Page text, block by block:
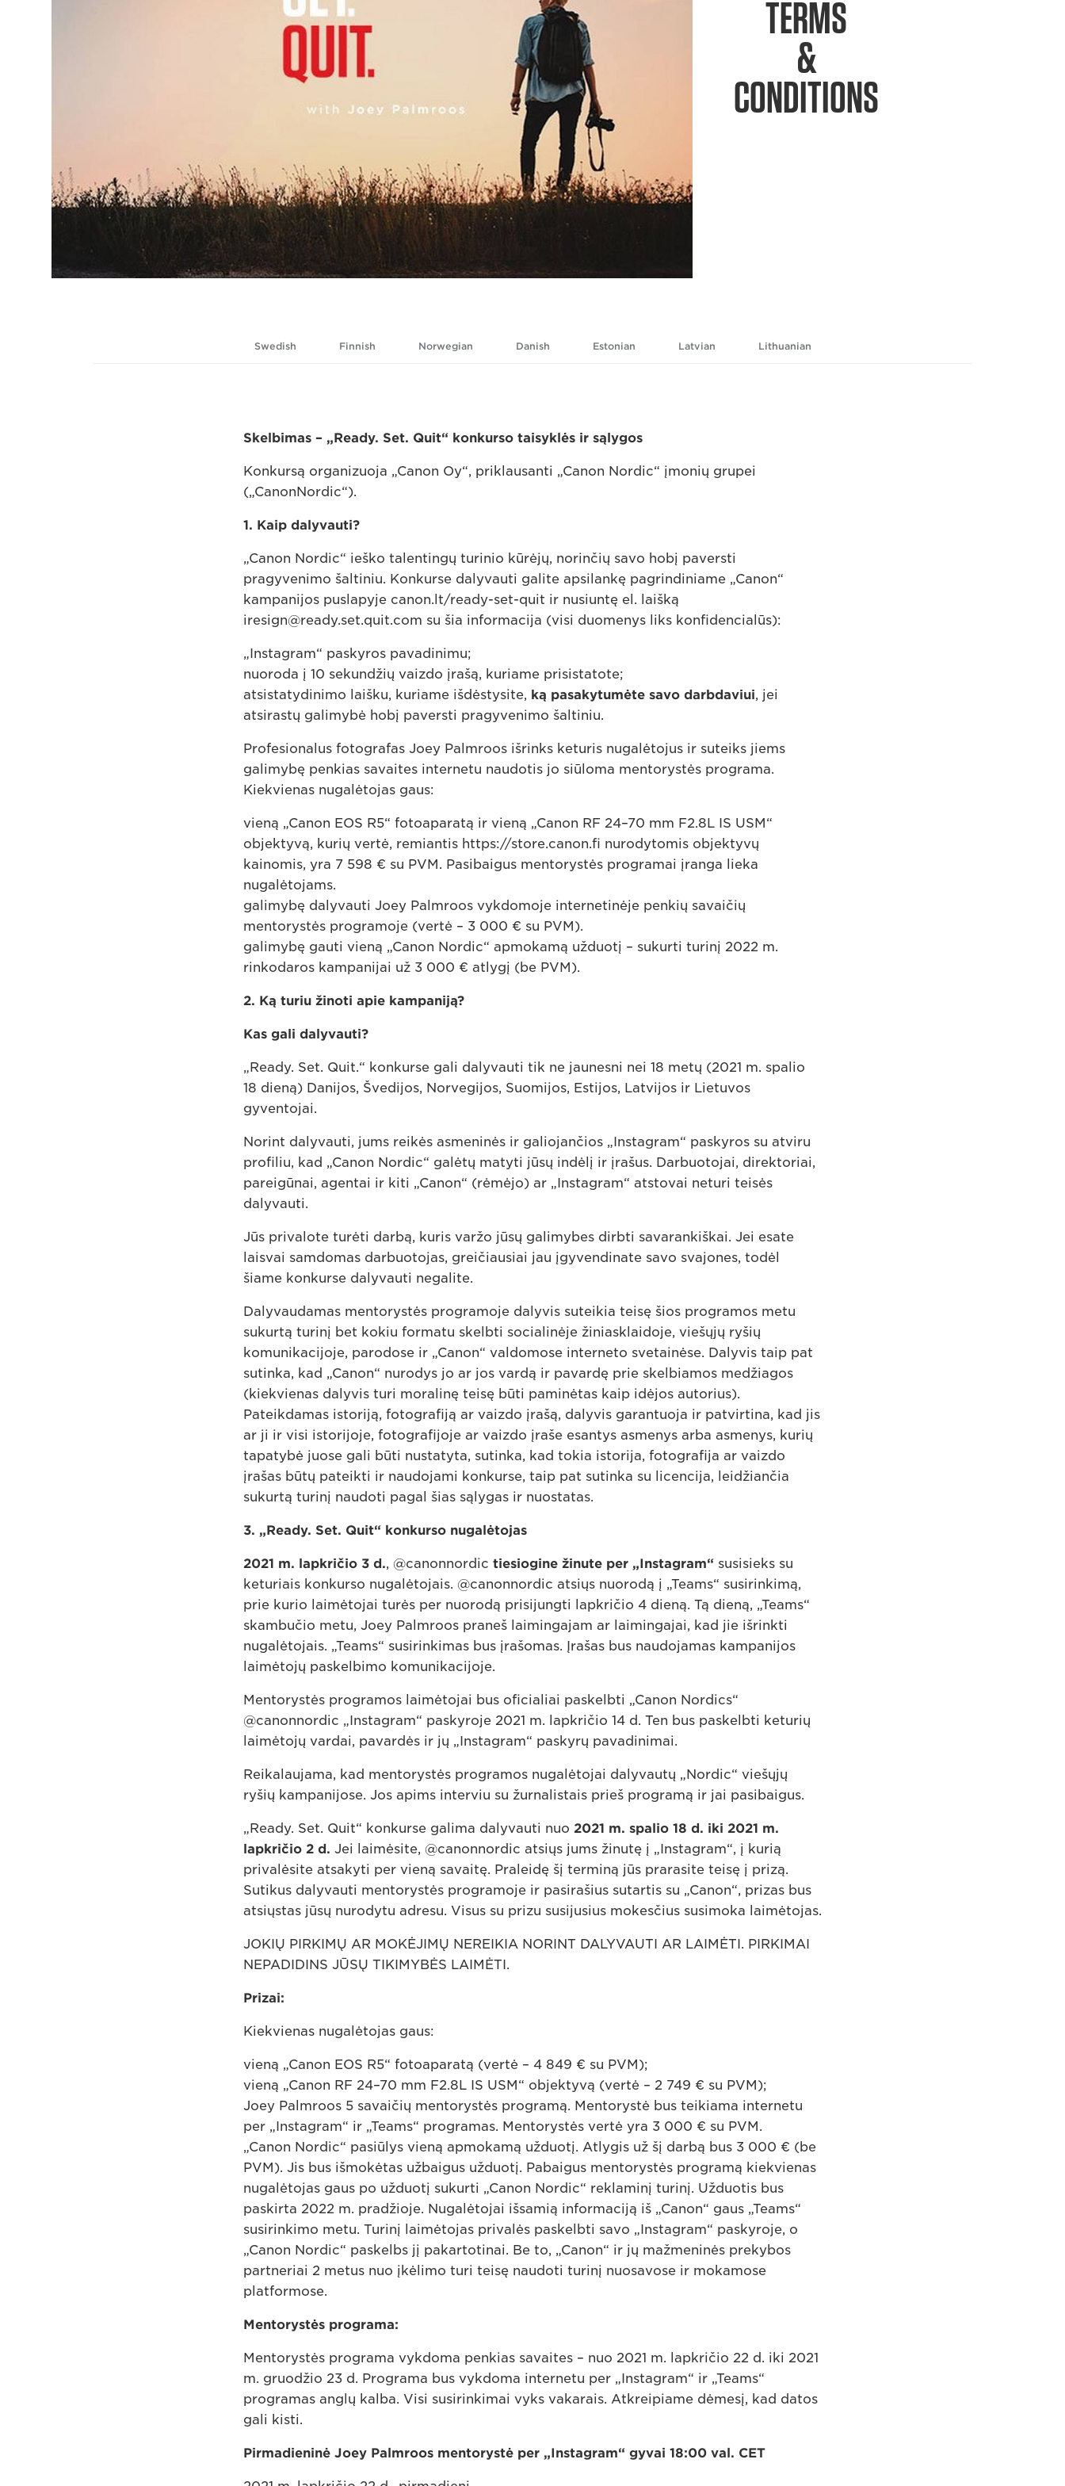
TERMS
&
CONDITIONS
Swedish Finnish Norwegian Danish Estonian Latvian Lithuanian
Skelbimas – „Ready. Set. Quit“ konkurso taisyklės ir sąlygos
Konkursą organizuoja „Canon Oy“, priklausanti „Canon Nordic“ įmonių grupei
(„CanonNordic“).
1. Kaip dalyvauti?
„Canon Nordic“ ieško talentingų turinio kūrėjų, norinčių savo hobį paversti
pragyvenimo šaltiniu. Konkurse dalyvauti galite apsilankę pagrindiniame „Canon“
kampanijos puslapyje canon.lt/ready-set-quit ir nusiuntę el. laišką
iresign@ready.set.quit.com su šia informacija (visi duomenys liks konfidencialūs):
„Instagram“ paskyros pavadinimu;
nuoroda į 10 sekundžių vaizdo įrašą, kuriame prisistatote;
atsistatydinimo laišku, kuriame išdėstysite, ką pasakytumėte savo darbdaviui, jei
atsirastų galimybė hobį paversti pragyvenimo šaltiniu.
Profesionalus fotografas Joey Palmroos išrinks keturis nugalėtojus ir suteiks jiems
galimybę penkias savaites internetu naudotis jo siūloma mentorystės programa.
Kiekvienas nugalėtojas gaus:
vieną „Canon EOS R5“ fotoaparatą ir vieną „Canon RF 24–70 mm F2.8L IS USM“
objektyvą, kurių vertė, remiantis https://store.canon.fi nurodytomis objektyvų
kainomis, yra 7 598 € su PVM. Pasibaigus mentorystės programai įranga lieka
nugalėtojams.
galimybę dalyvauti Joey Palmroos vykdomoje internetinėje penkių savaičių
mentorystės programoje (vertė – 3 000 € su PVM).
galimybę gauti vieną „Canon Nordic“ apmokamą užduotį – sukurti turinį 2022 m.
rinkodaros kampanijai už 3 000 € atlygį (be PVM).
2. Ką turiu žinoti apie kampaniją?
Kas gali dalyvauti?
„Ready. Set. Quit.“ konkurse gali dalyvauti tik ne jaunesni nei 18 metų (2021 m. spalio
18 dieną) Danijos, Švedijos, Norvegijos, Suomijos, Estijos, Latvijos ir Lietuvos
gyventojai.
Norint dalyvauti, jums reikės asmeninės ir galiojančios „Instagram“ paskyros su atviru
profiliu, kad „Canon Nordic“ galėtų matyti jūsų indėlį ir įrašus. Darbuotojai, direktoriai,
pareigūnai, agentai ir kiti „Canon“ (rėmėjo) ar „Instagram“ atstovai neturi teisės
dalyvauti.
Jūs privalote turėti darbą, kuris varžo jūsų galimybes dirbti savarankiškai. Jei esate
laisvai samdomas darbuotojas, greičiausiai jau įgyvendinate savo svajones, todėl
šiame konkurse dalyvauti negalite.
Dalyvaudamas mentorystės programoje dalyvis suteikia teisę šios programos metu
sukurtą turinį bet kokiu formatu skelbti socialinėje žiniasklaidoje, viešųjų ryšių
komunikacijoje, parodose ir „Canon“ valdomose interneto svetainėse. Dalyvis taip pat
sutinka, kad „Canon“ nurodys jo ar jos vardą ir pavardę prie skelbiamos medžiagos
(kiekvienas dalyvis turi moralinę teisę būti paminėtas kaip idėjos autorius).
Pateikdamas istoriją, fotografiją ar vaizdo įrašą, dalyvis garantuoja ir patvirtina, kad jis
ar ji ir visi istorijoje, fotografijoje ar vaizdo įraše esantys asmenys arba asmenys, kurių
tapatybė juose gali būti nustatyta, sutinka, kad tokia istorija, fotografija ar vaizdo
įrašas būtų pateikti ir naudojami konkurse, taip pat sutinka su licencija, leidžiančia
sukurtą turinį naudoti pagal šias sąlygas ir nuostatas.
3. „Ready. Set. Quit“ konkurso nugalėtojas
2021 m. lapkričio 3 d., @canonnordic tiesiogine žinute per „Instagram“ susisieks su
keturiais konkurso nugalėtojais. @canonnordic atsiųs nuorodą į „Teams“ susirinkimą,
prie kurio laimėtojai turės per nuorodą prisijungti lapkričio 4 dieną. Tą dieną, „Teams“
skambučio metu, Joey Palmroos praneš laimingajam ar laimingajai, kad jie išrinkti
nugalėtojais. „Teams“ susirinkimas bus įrašomas. Įrašas bus naudojamas kampanijos
laimėtojų paskelbimo komunikacijoje.
Mentorystės programos laimėtojai bus oficialiai paskelbti „Canon Nordics“
@canonnordic „Instagram“ paskyroje 2021 m. lapkričio 14 d. Ten bus paskelbti keturių
laimėtojų vardai, pavardės ir jų „Instagram“ paskyrų pavadinimai.
Reikalaujama, kad mentorystės programos nugalėtojai dalyvautų „Nordic“ viešųjų
ryšių kampanijose. Jos apims interviu su žurnalistais prieš programą ir jai pasibaigus.
„Ready. Set. Quit“ konkurse galima dalyvauti nuo 2021 m. spalio 18 d. iki 2021 m.
lapkričio 2 d. Jei laimėsite, @canonnordic atsiųs jums žinutę į „Instagram“, į kurią
privalėsite atsakyti per vieną savaitę. Praleidę šį terminą jūs prarasite teisę į prizą.
Sutikus dalyvauti mentorystės programoje ir pasirašius sutartis su „Canon“, prizas bus
atsiųstas jūsų nurodytu adresu. Visus su prizu susijusius mokesčius susimoka laimėtojas.
JOKIŲ PIRKIMŲ AR MOKĖJIMŲ NEREIKIA NORINT DALYVAUTI AR LAIMĖTI. PIRKIMAI
NEPADIDINS JŪSŲ TIKIMYBĖS LAIMĖTI.
Prizai:
Kiekvienas nugalėtojas gaus:
vieną „Canon EOS R5“ fotoaparatą (vertė – 4 849 € su PVM);
vieną „Canon RF 24–70 mm F2.8L IS USM“ objektyvą (vertė – 2 749 € su PVM);
Joey Palmroos 5 savaičių mentorystės programą. Mentorystė bus teikiama internetu
per „Instagram“ ir „Teams“ programas. Mentorystės vertė yra 3 000 € su PVM.
„Canon Nordic“ pasiūlys vieną apmokamą užduotį. Atlygis už šį darbą bus 3 000 € (be
PVM). Jis bus išmokėtas užbaigus užduotį. Pabaigus mentorystės programą kiekvienas
nugalėtojas gaus po užduotį sukurti „Canon Nordic“ reklaminį turinį. Užduotis bus
paskirta 2022 m. pradžioje. Nugalėtojai išsamią informaciją iš „Canon“ gaus „Teams“
susirinkimo metu. Turinį laimėtojas privalės paskelbti savo „Instagram“ paskyroje, o
„Canon Nordic“ paskelbs jį pakartotinai. Be to, „Canon“ ir jų mažmeninės prekybos
partneriai 2 metus nuo įkėlimo turi teisę naudoti turinį nuosavose ir mokamose
platformose.
Mentorystės programa:
Mentorystės programa vykdoma penkias savaites – nuo 2021 m. lapkričio 22 d. iki 2021
m. gruodžio 23 d. Programa bus vykdoma internetu per „Instagram“ ir „Teams“
programas anglų kalba. Visi susirinkimai vyks vakarais. Atkreipiame dėmesį, kad datos
gali kisti.
Pirmadieninė Joey Palmroos mentorystė per „Instagram“ gyvai 18:00 val. CET